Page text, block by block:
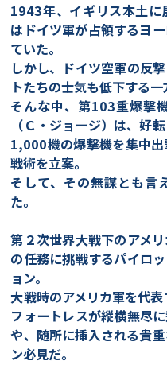
1943年、イギリス本土に
はドイツ軍が占領するヨ
ていた。
しかし、ドイツ空軍の反
トたちの士気も低下する一
そんな中、第103重爆撃
（Ｃ・ジョージ）は、好
1,000機の爆撃機を集中
戦術を立案。
そして、その無謀とも言
た。
第２次世界大戦下のアメ
の任務に挑戦するパイロ
ョン。
大戦時のアメリカ軍を代
フォートレスが縦横無尽
や、随所に挿入される貴
ン必見だ。